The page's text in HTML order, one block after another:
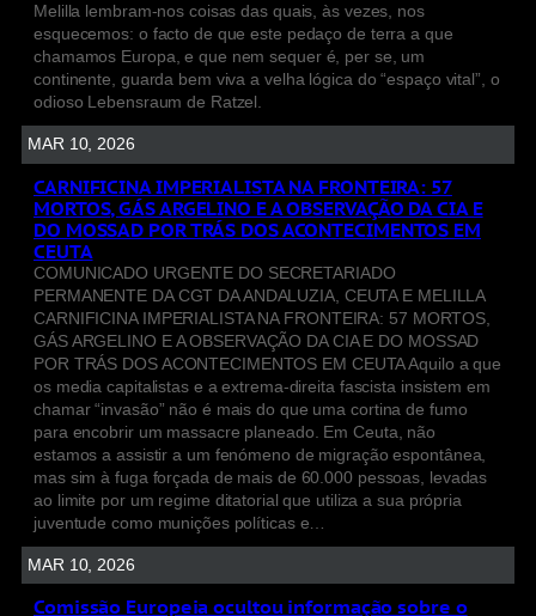
Melilla lembram-nos coisas das quais, às vezes, nos
esquecemos: o facto de que este pedaço de terra a que
chamamos Europa, e que nem sequer é, per se, um
continente, guarda bem viva a velha lógica do “espaço vital”, o
odioso Lebensraum de Ratzel.
MAR 10, 2026
CARNIFICINA IMPERIALISTA NA FRONTEIRA: 57
MORTOS, GÁS ARGELINO E A OBSERVAÇÃO DA CIA E
DO MOSSAD POR TRÁS DOS ACONTECIMENTOS EM
CEUTA
COMUNICADO URGENTE DO SECRETARIADO
PERMANENTE DA CGT DA ANDALUZIA, CEUTA E MELILLA
CARNIFICINA IMPERIALISTA NA FRONTEIRA: 57 MORTOS,
GÁS ARGELINO E A OBSERVAÇÃO DA CIA E DO MOSSAD
POR TRÁS DOS ACONTECIMENTOS EM CEUTA Aquilo a que
os media capitalistas e a extrema-direita fascista insistem em
chamar “invasão” não é mais do que uma cortina de fumo
para encobrir um massacre planeado. Em Ceuta, não
estamos a assistir a um fenómeno de migração espontânea,
mas sim à fuga forçada de mais de 60.000 pessoas, levadas
ao limite por um regime ditatorial que utiliza a sua própria
juventude como munições políticas e…
MAR 10, 2026
Comissão Europeia ocultou informação sobre o